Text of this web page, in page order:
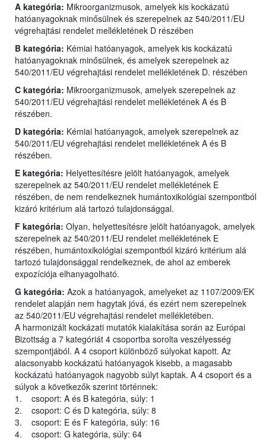
A kategória: Mikroorganizmusok, amelyek kis kockázatú
hatóanyagoknak minősülnek és szerepelnek az 540/2011/EU
végrehajtási rendelet mellékletének D részében
B kategória: Kémiai hatóanyagok, amelyek kis kockázatú
hatóanyagoknak minősülnek, és amelyek szerepelnek az
540/2011/EU végrehajtási rendelet mellékletének D. részében
C kategória: Mikroorganizmusok, amelyek szerepelnek az
540/2011/EU végrehajtási rendelet mellékletének A és B
részében.
D kategória: Kémiai hatóanyagok, amelyek szerepelnek az
540/2011/EU végrehajtási rendelet mellékletének A és B
részében.
E kategória: Helyettesítésre jelölt hatóanyagok, amelyek
szerepelnek az 540/2011/EU rendelet mellékletének E
részében, de nem rendelkeznek humántoxikológiai szempontból
kizáró kritérium alá tartozó tulajdonsággal.
F kategória: Olyan, helyettesítésre jelölt hatóanyagok, amelyek
szerepelnek az 540/2011/EU rendelet mellékletének E
részében, humántoxikológiai szempontból kizáró kritérium alá
tartozó tulajdonsággal rendelkeznek, de ahol az emberek
expozíciója elhanyagolható.
G kategória: Azok a hatóanyagok, amelyeket az 1107/2009/EK
rendelet alapján nem hagytak jóvá, és ezért nem szerepelnek
az 540/2011/EU végrehajtási rendelet mellékletében.
A harmonizált kockázati mutatók kialakítása során az Európai
Bizottság a 7 kategóriát 4 csoportba sorolta veszélyesség
szempontjából. A 4 csoport különböző súlyokat kapott. Az
alacsonyabb kockázatú hatóanyagok kisebb, a magasabb
kockázatú hatóanyagok nagyobb súlyt kaptak. A 4 csoport és a
súlyok a következők szerint történnek:
1. csoport: A és B kategória, súly: 1
2. csoport: C és D kategória, súly: 8
3. csoport: E és F kategória, súly: 16
4. csoport: G kategória, súly: 64